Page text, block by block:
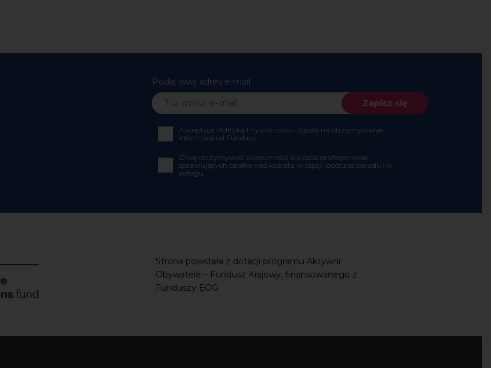
Podaj swój adres e-mail
Akceptuję Politykę Prywatności i Zgodę na otrzymywanie
informacji od Fundacji
Chcę otrzymywać wiadomości dla osób profesjonalnie
sprawujących opiekę nad kobietą w ciąży, podczas porodu i w
połogu
Strona powstała z dotacji programu Aktywni
Obywatele – Fundusz Krajowy, finansowanego z
Funduszy EOG